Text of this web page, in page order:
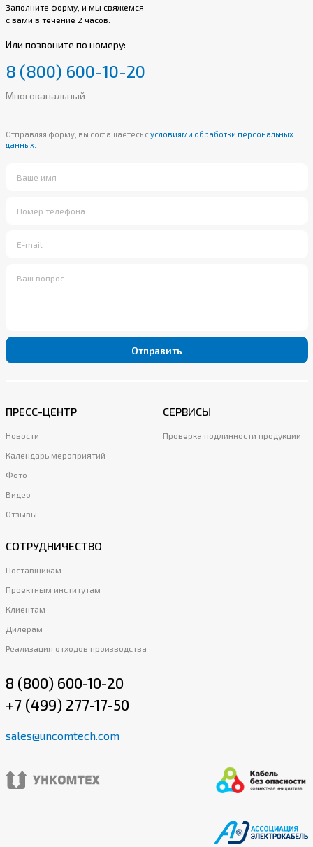
Заполните форму, и мы свяжемся
с вами в течение 2 часов.
Или позвоните по номеру:
8 (800) 600-10-20
Многоканальный
Отправляя форму, вы соглашаетесь с условиями обработки персональных
данных.
Отправить
ПРЕСС-ЦЕНТР
Новости
Календарь мероприятий
Фото
Видео
Отзывы
СЕРВИСЫ
Проверка подлинности продукции
СОТРУДНИЧЕСТВО
Поставщикам
Проектным институтам
Клиентам
Дилерам
Реализация отходов производства
8 (800) 600-10-20
+7 (499) 277-17-50
sales@uncomtech.com